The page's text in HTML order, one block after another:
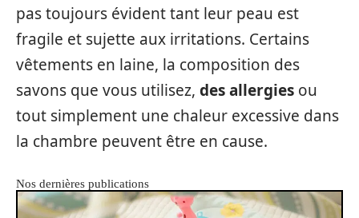
pas toujours évident tant leur peau est
fragile et sujette aux irritations. Certains
vêtements en laine, la composition des
savons que vous utilisez, des allergies ou
tout simplement une chaleur excessive dans
la chambre peuvent être en cause.
Nos dernières publications